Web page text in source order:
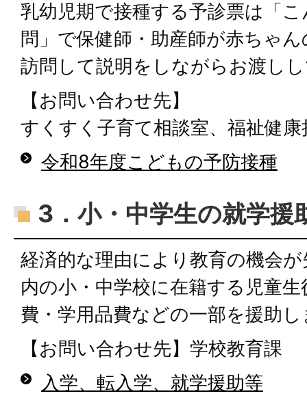
乳幼児期で接種する予診票は「
問」で保健師・助産師が赤ちゃ
訪問して説明をしながらお渡し
【お問い合わせ先】
すくすく子育て相談室、福祉健康
令和8年度こどもの予防接種
3．小・中学生の就学援
経済的な理由により教育の機会
内の小・中学校に在籍する児童
費・学用品費などの一部を援助
【お問い合わせ先】学校教育課
入学、転入学、就学援助等